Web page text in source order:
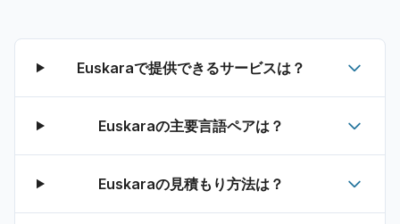
Euskaraで提供できるサービスは？
Euskaraの主要言語ペアは？
Euskaraの見積もり方法は？